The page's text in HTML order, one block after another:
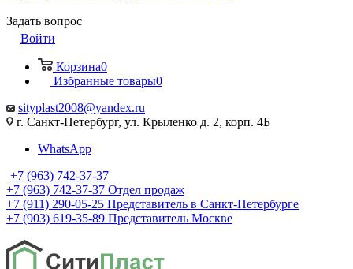
Задать вопрос
Войти
Корзина0
Избранные товары0
sityplast2008@yandex.ru
г. Санкт-Петербург, ул. Крыленко д. 2, корп. 4Б
WhatsApp
+7 (963) 742-37-37
+7 (963) 742-37-37 Отдел продаж
+7 (911) 290-05-25 Представитель в Санкт-Петербурге
+7 (903) 619-35-89 Представитель Москве